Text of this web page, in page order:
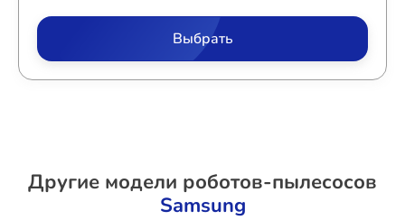
Выбрать
Другие модели роботов-пылесосов
Samsung